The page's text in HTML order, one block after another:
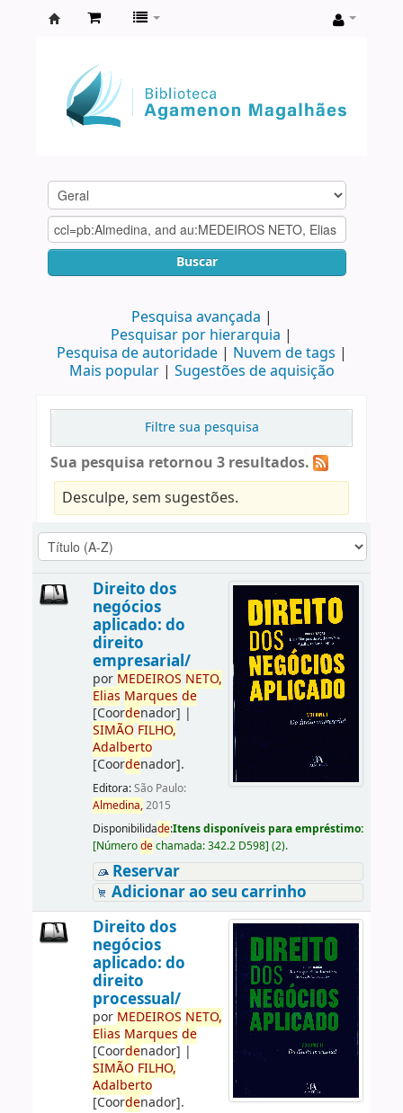
Agamenon
Magalhães
Buscar
Pesquisa avançada
Pesquisar por hierarquia
Pesquisa de autoridade
Nuvem de tags
Mais popular
Sugestões de aquisição
Filtre sua pesquisa
Sua pesquisa retornou 3 resultados.
Desculpe, sem sugestões.
Direito dos
negócios
aplicado: do
direito
empresarial/
por MEDEIROS NETO,
Elias Marques de
[Coordenador] |
SIMÃO FILHO,
Adalberto
[Coordenador].
Editora:São Paulo:
Almedina,2015
Disponibilidade:Itens disponíveis para empréstimo:
[Númerodechamada:342.2 D598] (2).
Reservar
Adicionar ao seu carrinho
Direito dos
negócios
aplicado: do
direito
processual/
por MEDEIROS NETO,
Elias Marques de
[Coordenador] |
SIMÃO FILHO,
Adalberto
[Coordenador].